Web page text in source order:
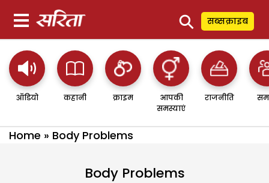
⚲ सब्सक्राइब
ऑडियो कहानी क्राइम
आपकी
समस्याएं
राजनीति
Home » Body Problems
Body Problems